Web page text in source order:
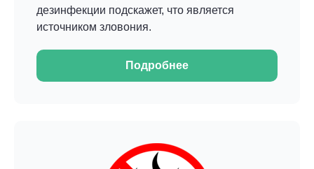
дезинфекции подскажет, что является
источником зловония.
Подробнее